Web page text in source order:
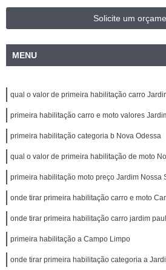
Solicite um
MENU
qual o valor de primeira habilitação carro
primeira habilitação carro e moto valores
primeira habilitação categoria b Nova Odessa
qual o valor de primeira habilitação de moto
primeira habilitação moto preço Jardim Nossa
onde tirar primeira habilitação carro e moto
onde tirar primeira habilitação carro jardim
primeira habilitação a Campo Limpo
onde tirar primeira habilitação categoria a